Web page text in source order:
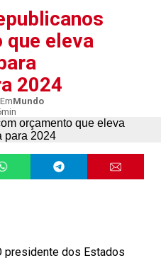
eleva
2024
EmMundo
presidente dos Estados